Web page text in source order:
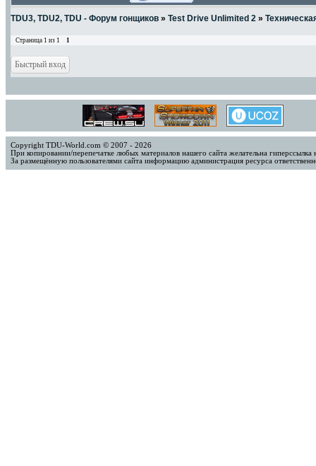
TDU3, TDU2, TDU - Форум гонщиков » Test Drive Unlimited 2 »
Страница 1 из 1 1
Copyright TDU-World.com © 2007 - 2026
При копировании/перепечатке любых материалов нашего сайта желательна
За размещённую пользователями сайта информацию администрация ресурса